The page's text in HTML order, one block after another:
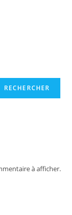
RECHERCHER
à afficher.